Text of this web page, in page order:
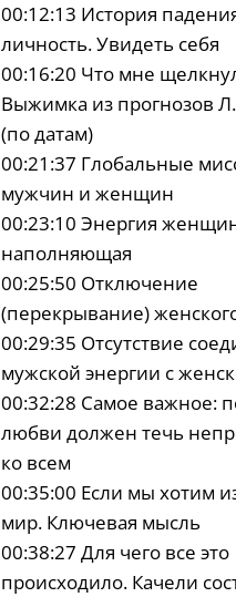
00:12:13 История
личность. Увидеть себя
00:16:20 Что мне
Выжимка из прогнозов
(по датам)
00:21:37 Глобальные
мужчин и женщин
00:23:10 Энергия
наполняющая
00:25:50 Отключение
(перекрывание)
00:29:35 Отсутствие
мужской энергии с
00:32:28 Самое важное:
любви должен течь
ко всем
00:35:00 Если мы хотим
мир. Ключевая мысль
00:38:27 Для чего все это
происходило. Качели